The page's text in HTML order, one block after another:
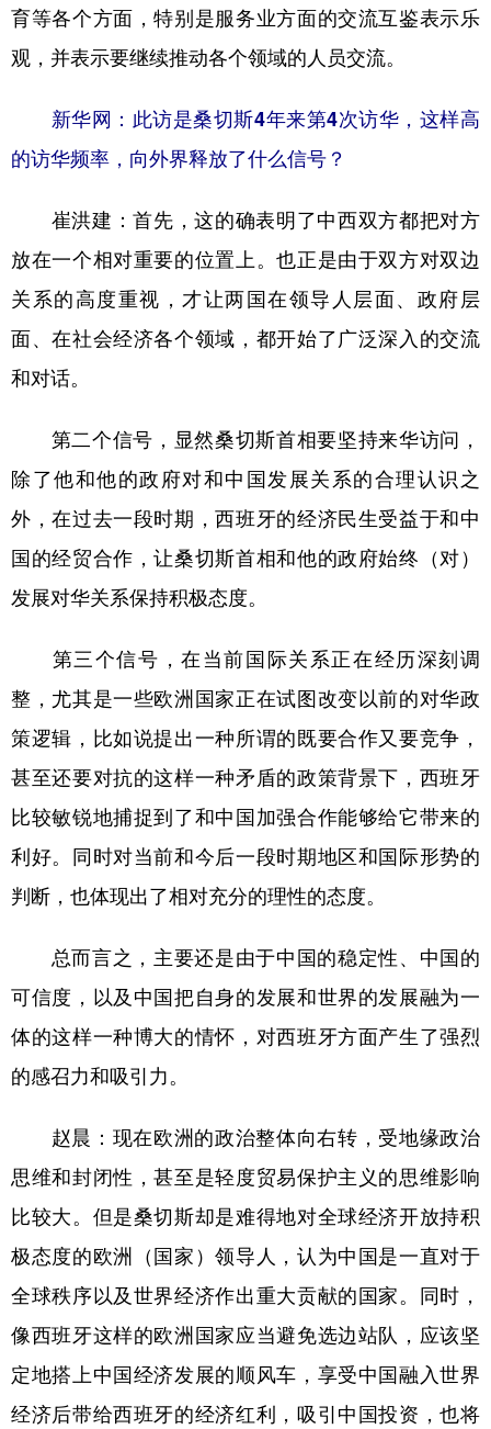
育等各个方面，特别是服务业方面的交流互鉴表示乐
观，并表示要继续推动各个领域的人员交流。
新华网：此访是桑切斯4年来第4次访华，这样高
的访华频率，向外界释放了什么信号？
崔洪建：首先，这的确表明了中西双方都把对方
放在一个相对重要的位置上。也正是由于双方对双边
关系的高度重视，才让两国在领导人层面、政府层
面、在社会经济各个领域，都开始了广泛深入的交流
和对话。
第二个信号，显然桑切斯首相要坚持来华访问，
除了他和他的政府对和中国发展关系的合理认识之
外，在过去一段时期，西班牙的经济民生受益于和中
国的经贸合作，让桑切斯首相和他的政府始终（对）
发展对华关系保持积极态度。
第三个信号，在当前国际关系正在经历深刻调
整，尤其是一些欧洲国家正在试图改变以前的对华政
策逻辑，比如说提出一种所谓的既要合作又要竞争，
甚至还要对抗的这样一种矛盾的政策背景下，西班牙
比较敏锐地捕捉到了和中国加强合作能够给它带来的
利好。同时对当前和今后一段时期地区和国际形势的
判断，也体现出了相对充分的理性的态度。
总而言之，主要还是由于中国的稳定性、中国的
可信度，以及中国把自身的发展和世界的发展融为一
体的这样一种博大的情怀，对西班牙方面产生了强烈
的感召力和吸引力。
赵晨： 现在欧洲的政治整体向右转，受地缘政治
思维和封闭性，甚至是轻度贸易保护主义的思维影响
比较大。但是桑切斯却是难得地对全球经济开放持积
极态度的欧洲（国家）领导人，认为中国是一直对于
全球秩序以及世界经济作出重大贡献的国家。同时，
像西班牙这样的欧洲国家应当避免选边站队，应该坚
定地搭上中国经济发展的顺风车，享受中国融入世界
经济后带给西班牙的经济红利，吸引中国投资，也将